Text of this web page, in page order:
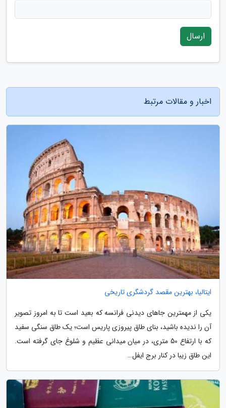
ارسال
اخبار و مقالات مرتبط
ایتالیا، بهترین مقصد گردشگری تاریخی
یکی از مهمترین جاهای دیدنی فرانسه که بعید است تا به امروز تصویر
آن را ندیده باشید، بنای طاق پیروزی پاریس است؛ یک طاق سنگی سفید
که با ارتفاع 50 متری، در میان میدانی عظیم و شلوغ جای گرفته است.
این طاق زیبا در کنار برج ایفل…